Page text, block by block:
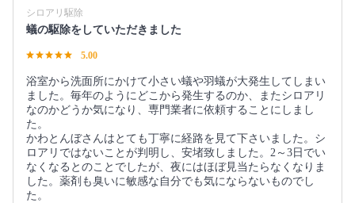
シロアリ駆除
蟻の駆除をしていただきました
5.00
浴室から洗面所にかけて小さい蟻や羽蟻が大発生してしまい
ました。毎年のようにどこから発生するのか、またシロアリ
なのかどうか気になり、専門業者に依頼することにしまし
た。
かわとんぼさんはとても丁寧に経路を見て下さいました。シ
ロアリではないことが判明し、安堵致しました。2～3日でい
なくなるとのことでしたが、夜にはほぼ見当たらなくなりま
した。薬剤も臭いに敏感な自分でも気にならないものでし
た。